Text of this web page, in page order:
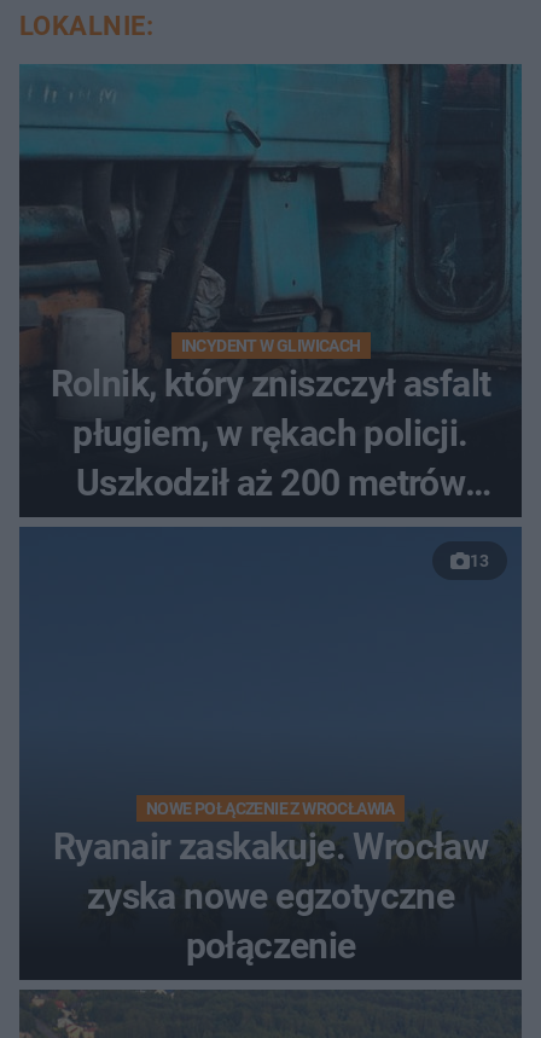
LOKALNIE:
INCYDENT W GLIWICACH
Rolnik, który zniszczył asfalt
pługiem, w rękach policji.
Uszkodził aż 200 metrów
nowej drogi
13
NOWE POŁĄCZENIE Z WROCŁAWIA
Ryanair zaskakuje. Wrocław
zyska nowe egzotyczne
połączenie